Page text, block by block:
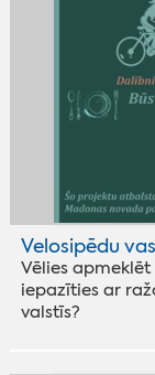
Velosipēdu
Vēlies apmeklēt
iepazīties ar
valstīs?